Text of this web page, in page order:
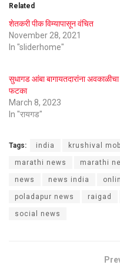
Related
शेतकरी पीक विम्यापासून वंचित
November 28, 2021
In "sliderhome"
सुधागड आंबा बागायतदारांना अवकाळीचा
फटका
March 8, 2023
In "रायगड"
Tags: india krushival
marathi news marathi
news news india
poladapur news raigad
social news